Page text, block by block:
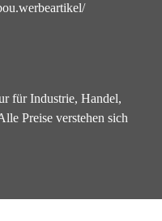
für Industrie, Handel,
Preise verstehen sich